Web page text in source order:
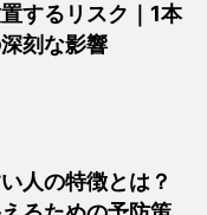
するリスク｜1本
刻な影響
人の特徴とは？